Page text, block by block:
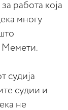
работа која
многу
Мемети.
судија
судии и
не